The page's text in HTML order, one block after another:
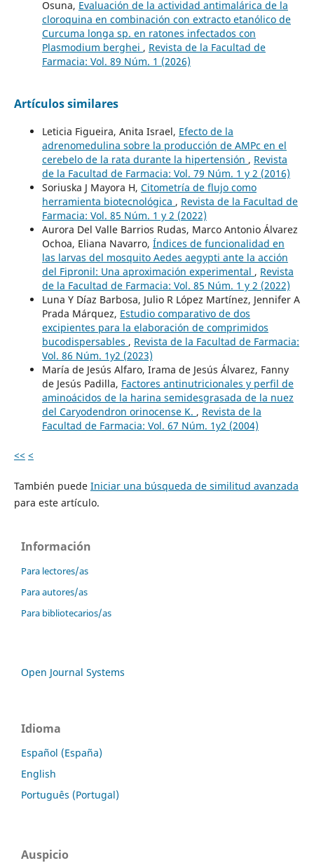
Osuna, Evaluación de la actividad antimalárica de la
cloroquina en combinación con extracto etanólico de
Curcuma longa sp. en ratones infectados con
Plasmodium berghei , Revista de la Facultad de
Farmacia: Vol. 89 Núm. 1 (2026)
Artículos similares
Leticia Figueira, Anita Israel, Efecto de la
adrenomedulina sobre la producción de AMPc en el
cerebelo de la rata durante la hipertensión , Revista
de la Facultad de Farmacia: Vol. 79 Núm. 1 y 2 (2016)
Soriuska J Mayora H, Citometría de flujo como
herramienta biotecnológica , Revista de la Facultad de
Farmacia: Vol. 85 Núm. 1 y 2 (2022)
Aurora Del Valle Barrios Rudas, Marco Antonio Álvarez
Ochoa, Eliana Navarro, Índices de funcionalidad en
las larvas del mosquito Aedes aegypti ante la acción
del Fipronil: Una aproximación experimental , Revista
de la Facultad de Farmacia: Vol. 85 Núm. 1 y 2 (2022)
Luna Y Díaz Barbosa, Julio R López Martínez, Jennifer A
Prada Márquez, Estudio comparativo de dos
excipientes para la elaboración de comprimidos
bucodispersables , Revista de la Facultad de Farmacia:
Vol. 86 Núm. 1y2 (2023)
María de Jesús Alfaro, Irama de Jesús Álvarez, Fanny
de Jesús Padilla, Factores antinutricionales y perfil de
aminoácidos de la harina semidesgrasada de la nuez
del Caryodendron orinocense K. , Revista de la
Facultad de Farmacia: Vol. 67 Núm. 1y2 (2004)
<< <
También puede Iniciar una búsqueda de similitud avanzada
para este artículo.
Información
Para lectores/as
Para autores/as
Para bibliotecarios/as
Open Journal Systems
Idioma
Español (España)
English
Português (Portugal)
Auspicio